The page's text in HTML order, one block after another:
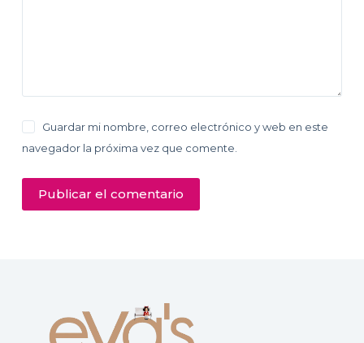
Guardar mi nombre, correo electrónico y web en este
navegador la próxima vez que comente.
Publicar el comentario